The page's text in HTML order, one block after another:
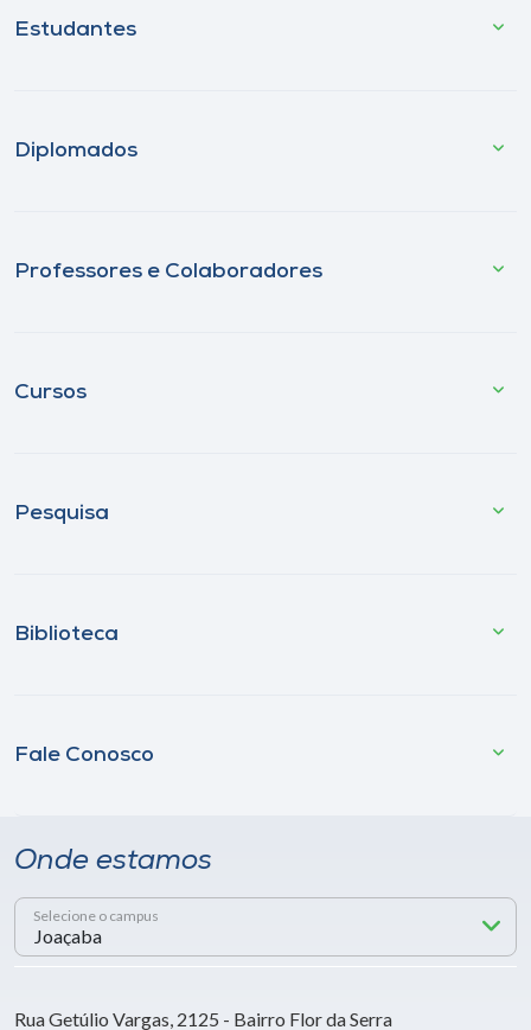
Estudantes
Diplomados
Professores e Colaboradores
Cursos
Pesquisa
Biblioteca
Fale Conosco
Onde estamos
Selecione o campus
Rua Getúlio Vargas, 2125 - Bairro Flor da Serra